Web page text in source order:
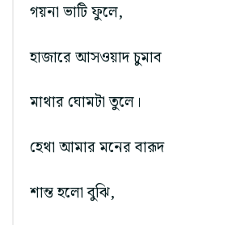
গয়না ভাটি ফুলে,
হাজারে আসওয়াদ চুমাব
মাথার ঘোমটা তুলে।
হেথা আমার মনের বারূদ
শান্ত হলো বুঝি,